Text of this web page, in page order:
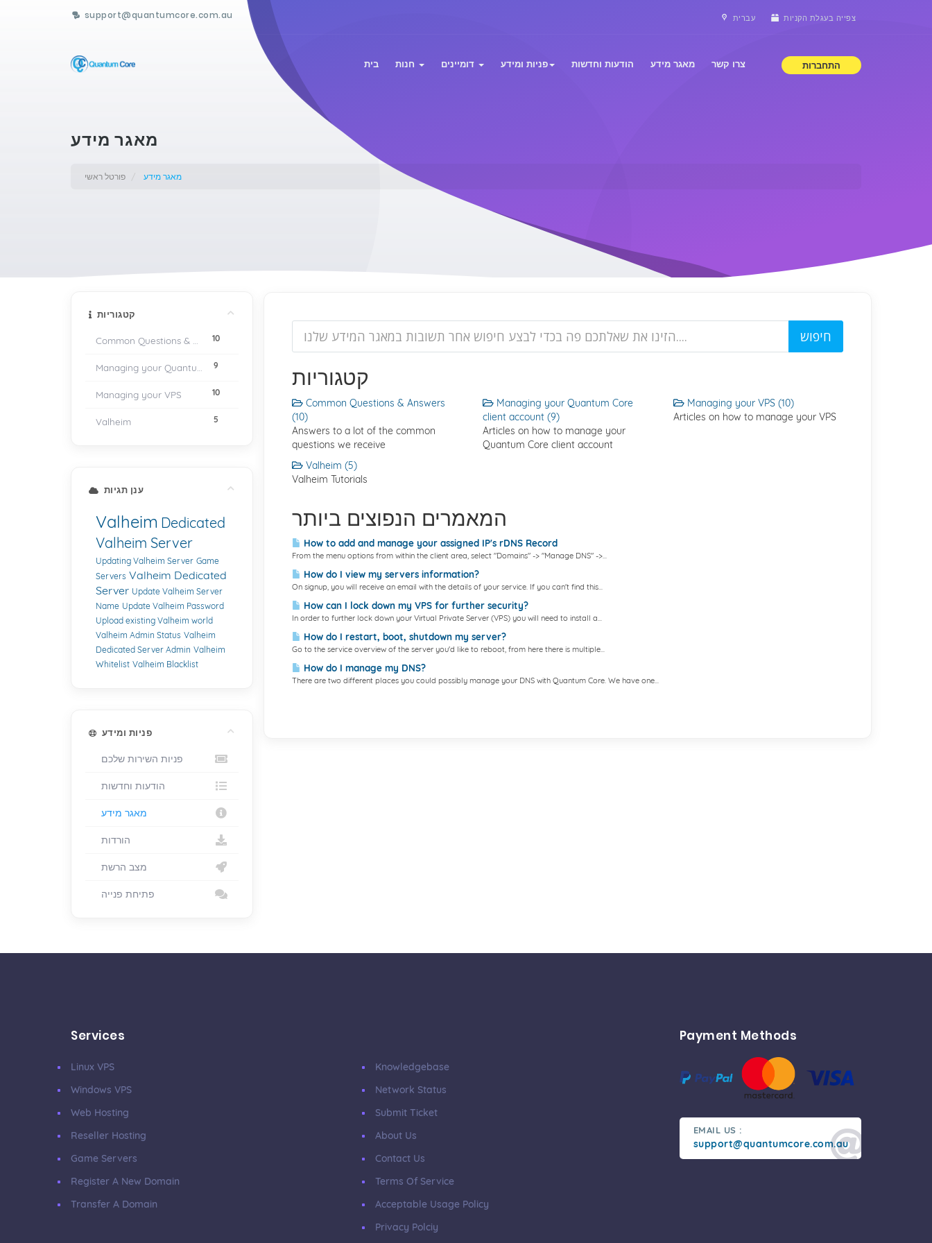
support@quantumcore.com.au עברית צפייה בעגלת הקניות
בית פניות ומידע הודעות וחדשות מאגר מידע צרו קשר התחברות
מאגר מידע
פורטל ראשי מאגר מידע
קטגוריות
10
9
10
Managing your VPS
5
Valheim
קטגוריות
Common Questions & Answers
(10)
Answers to a lot of the common
questions we receive
Managing your Quantum Core
client account (9)
Articles on how to manage your
Quantum Core client account
Managing your VPS (10)
Articles on how to manage your VPS
Valheim (5)
Valheim Tutorials
המאמרים הנפוצים ביותר
How to add and manage your assigned IP's rDNS Record
From the menu options from within the client area, select "Domains" -> "Manage DNS" ->...
How do I view my servers information?
On signup, you will receive an email with the details of your service. If you can't find this...
How can I lock down my VPS for further security?
In order to further lock down your Virtual Private Server (VPS) you will need to install a...
How do I restart, boot, shutdown my server?
Go to the service overview of the server you'd like to reboot, from here there is multiple...
How do I manage my DNS?
There are two different places you could possibly manage your DNS with Quantum Core. We have one...
ענן תגיות
Valheim Dedicated
Valheim Server
Updating Valheim Server Game
Servers Valheim Dedicated
Server Update Valheim Server
Name Update Valheim Password
Upload existing Valheim world
Valheim Admin Status Valheim
Dedicated Server Admin Valheim
Whitelist Valheim Blacklist
פניות ומידע
פניות השירות שלכם
הודעות וחדשות
מאגר מידע
הורדות
מצב הרשת
פתיחת פנייה
Services
Linux VPS
Windows VPS
Web Hosting
Reseller Hosting
Game Servers
Register A New Domain
Transfer A Domain
Knowledgebase
Network Status
Submit Ticket
About Us
Contact Us
Terms Of Service
Acceptable Usage Policy
Privacy Polciy
Payment Methods
EMAIL US :
support@quantumcore.com.au